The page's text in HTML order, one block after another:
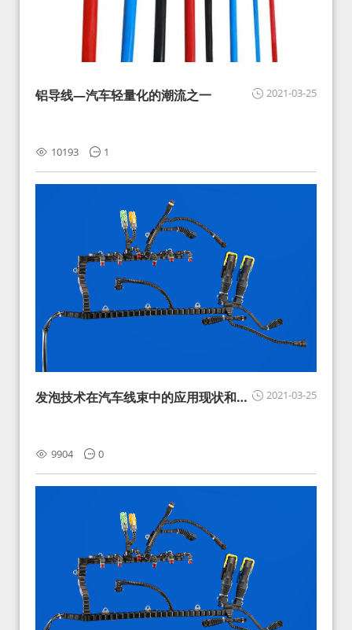
2021-03-25
铝导线—汽车轻量化的潮流之一
10193 1
2021-03-25
发泡技术在汽车线束中的应用现状和展
9904 0